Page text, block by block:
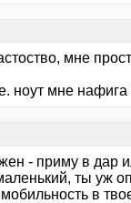
мне
ноут мне
- приму в дар
ты уж
в